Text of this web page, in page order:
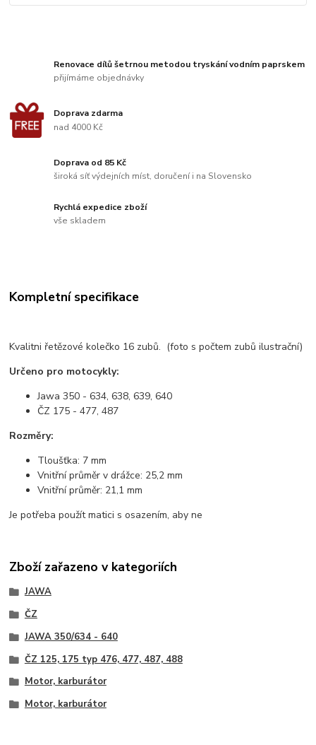
Renovace dílů šetrnou metodou tryskání vodním paprskem
přijímáme objednávky
Doprava zdarma
nad 4000 Kč
Doprava od 85 Kč
široká síť výdejních míst, doručení i na Slovensko
Rychlá expedice zboží
vše skladem
Kompletní specifikace
Kvalitni řetězové kolečko 16 zubů. (foto s počtem zubů ilustrační)
Určeno pro motocykly:
Jawa 350 - 634, 638, 639, 640
ČZ 175 - 477, 487
Rozměry:
Tloušťka: 7 mm
Vnitřní průměr v drážce: 25,2 mm
Vnitřní průměr: 21,1 mm
Je potřeba použít matici s osazením, aby ne
Zboží zařazeno v kategoriích
JAWA
ČZ
JAWA 350/634 - 640
ČZ 125, 175 typ 476, 477, 487, 488
Motor, karburátor
Motor, karburátor